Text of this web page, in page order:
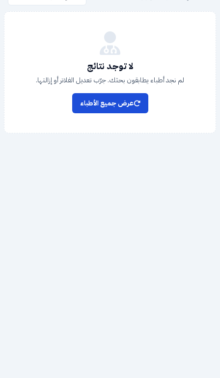
لا توجد نتائج
لم نجد أطباء يطابقون بحثك. جرّب تعديل الفلاتر أو إزالتها.
عرض جميع الأطباء